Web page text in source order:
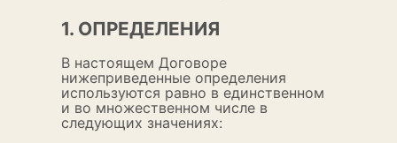
1. ОПРЕДЕЛЕНИЯ
В настоящем Договоре
нижеприведенные определения
используются равно в единственном
и во множественном числе в
следующих значениях: